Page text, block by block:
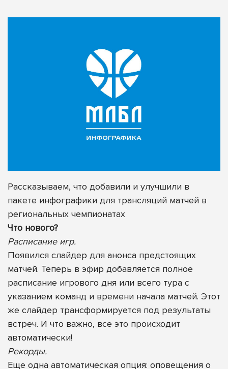
Рассказываем, что добавили и улучшили в
пакете инфографики для трансляций матчей в
региональных чемпионатах
Что нового?
Расписание игр.
Появился слайдер для анонса предстоящих
матчей. Теперь в эфир добавляется полное
расписание игрового дня или всего тура с
указанием команд и времени начала матчей. Этот
же слайдер трансформируется под результаты
встреч. И что важно, все это происходит
автоматически!
Рекорды.
Еще одна автоматическая опция: оповещения о